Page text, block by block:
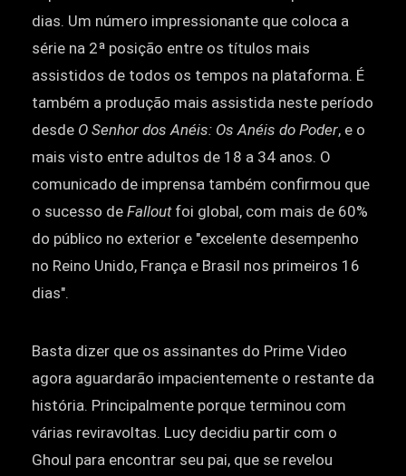
dias. Um número impressionante que coloca a
série na 2ª posição entre os títulos mais
assistidos de todos os tempos na plataforma. É
também a produção mais assistida neste período
desde O Senhor dos Anéis: Os Anéis do Poder, e o
mais visto entre adultos de 18 a 34 anos. O
comunicado de imprensa também confirmou que
o sucesso de Falloutfoi global, com mais de 60%
do público no exterior e "excelente desempenho
no Reino Unido, França e Brasil nos primeiros 16
dias".
Basta dizer que os assinantes do Prime Video
agora aguardarão impacientemente o restante da
história. Principalmente porque terminou com
várias reviravoltas. Lucy decidiu partir com o
Ghoul para encontrar seu pai, que se revelou